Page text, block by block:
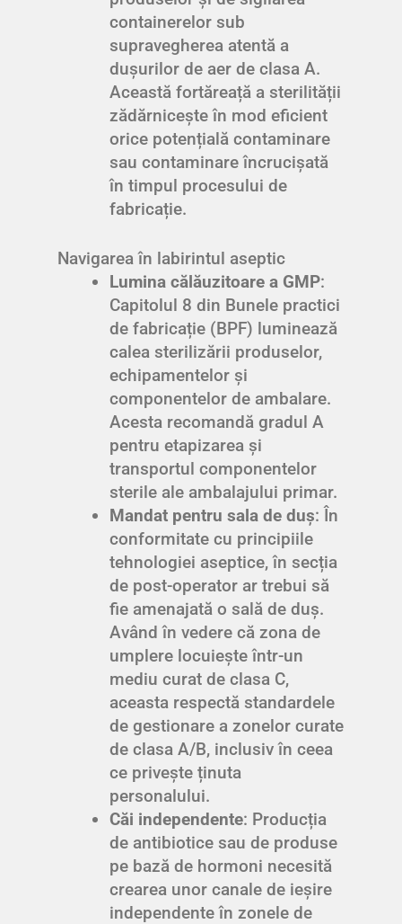
containerelor sub
supravegherea atentă a
dușurilor de aer de clasa A.
Această fortăreață a sterilității
zădărnicește în mod eficient
orice potențială contaminare
sau contaminare încrucișată
în timpul procesului de
fabricație.
Navigarea în labirintul aseptic
Lumina călăuzitoare a GMP:
Capitolul 8 din Bunele practici
de fabricație (BPF) luminează
calea sterilizării produselor,
echipamentelor și
componentelor de ambalare.
Acesta recomandă gradul A
pentru etapizarea și
transportul componentelor
sterile ale ambalajului primar.
Mandat pentru sala de duș: În
conformitate cu principiile
tehnologiei aseptice, în secția
de post-operator ar trebui să
fie amenajată o sală de duș.
Având în vedere că zona de
umplere locuiește într-un
mediu curat de clasa C,
aceasta respectă standardele
de gestionare a zonelor curate
de clasa A/B, inclusiv în ceea
ce privește ținuta
personalului.
Căi independente: Producția
de antibiotice sau de produse
pe bază de hormoni necesită
crearea unor canale de ieșire
independente în zonele de